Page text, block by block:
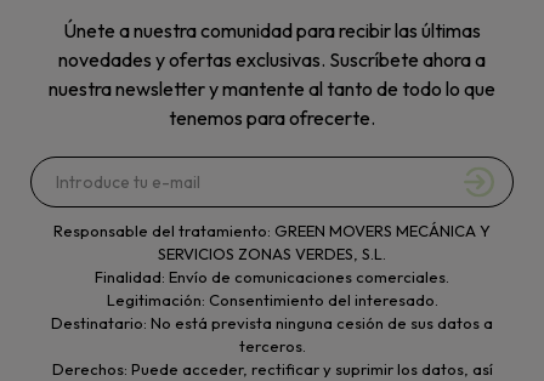
Únete a nuestra comunidad para recibir las últimas
novedades y ofertas exclusivas. Suscríbete ahora a
nuestra newsletter y mantente al tanto de todo lo que
tenemos para ofrecerte.
Responsable del tratamiento: GREEN MOVERS MECÁNICA Y
SERVICIOS ZONAS VERDES, S.L.
Finalidad: Envío de comunicaciones comerciales.
Legitimación: Consentimiento del interesado.
Destinatario: No está prevista ninguna cesión de sus datos a
terceros.
Derechos: Puede acceder, rectificar y suprimir los datos, así